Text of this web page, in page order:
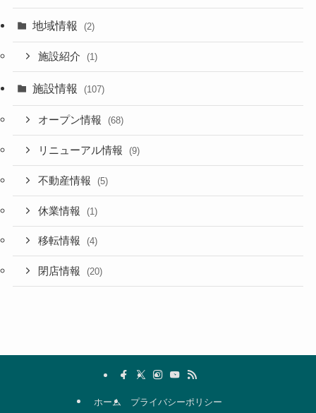
地域情報 (2)
施設紹介 (1)
施設情報 (107)
オープン情報 (68)
リニューアル情報 (9)
不動産情報 (5)
休業情報 (1)
移転情報 (4)
閉店情報 (20)
ホーム プライバシーポリシー